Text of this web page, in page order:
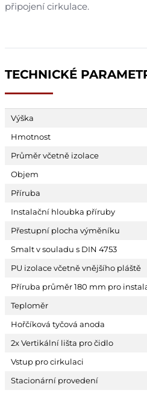
připojení cirkulace.
TECHNICKÉ
Výška
Hmotnost
Průměr včetně izolace
Objem
Příruba
Instalační hloubka příruby
Přestupní plocha výměníku
Smalt v souladu s DIN 4753
PU izolace včetně vnějšího pláště
Příruba průměr 180 mm pro
Teploměr
Hořčíková tyčová anoda
2x Vertikální lišta pro čidlo
Vstup pro cirkulaci
Stacionární provedení